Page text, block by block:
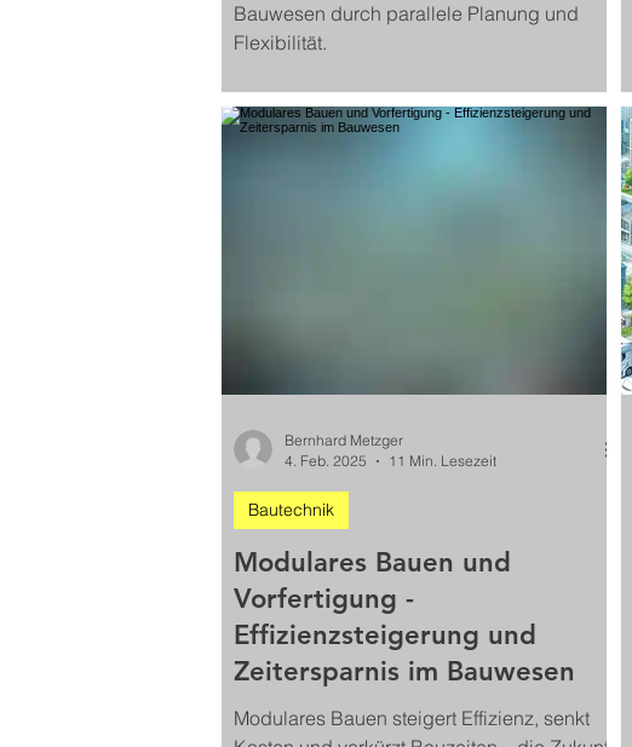
Bauwesen durch parallele Planung und
Flexibilität.
Modulares Bauen und
Vorfertigung -
Effizienzsteigerung und
Zeitersparnis im Bauwesen
Modulares Bauen steigert Effizienz, senkt
Bautechnik
Bernhard Metzger
4. Feb. 2025
11 Min. Lesezeit